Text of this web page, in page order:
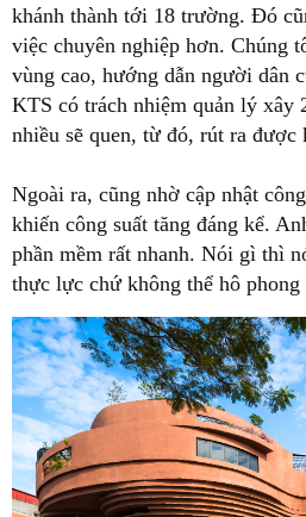
khánh thành tới 18 trường. Đó
việc chuyên nghiệp hơn. Chúng
vùng cao, hướng dẫn người dân
KTS có trách nhiệm quản lý xây
nhiều sẽ quen, từ đó, rút ra được
Ngoài ra, cũng nhờ cập nhật
khiến công suất tăng đáng kể.
phần mềm rất nhanh. Nói gì thì
thực lực chứ không thể hô